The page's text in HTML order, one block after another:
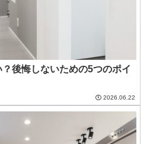
後悔しないための5つのポイ
2026.06.22